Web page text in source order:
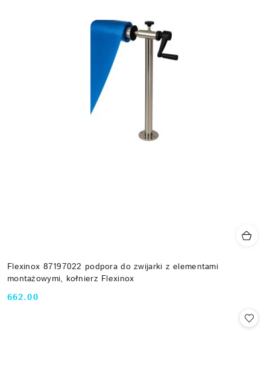
Flexinox 87197022 podpora do zwijarki z elementami
montażowymi, kołnierz Flexinox
Cena:
662.00